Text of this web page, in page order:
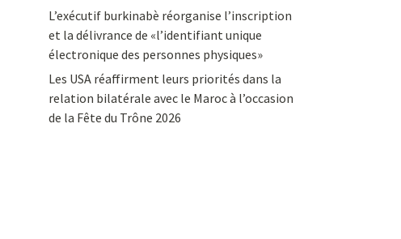
L’exécutif burkinabè réorganise l’inscription
et la délivrance de «l’identifiant unique
électronique des personnes physiques»
Les USA réaffirment leurs priorités dans la
relation bilatérale avec le Maroc à l’occasion
de la Fête du Trône 2026